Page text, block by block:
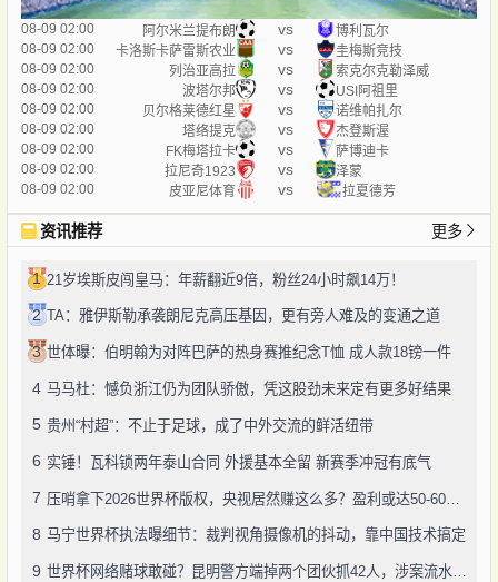
08-09 02:00 阿尔米兰提布朗 vs
博利瓦尔
08-09 02:00
卡洛斯卡萨雷斯农业 vs
圭梅斯竞技
08-09 02:00
列治亚高拉 vs
索克尔克勒泽威
08-09 02:00
波塔尔邦 vs
USI阿祖里
08-09 02:00
贝尔格莱德红星 vs
诺维帕扎尔
08-09 02:00
塔络提克 vs
杰登斯渥
08-09 02:00
FK梅塔拉卡 vs
萨博迪卡
08-09 02:00
拉尼奇1923 vs
泽蒙
08-09 02:00
皮亚尼体育 vs 拉夏德芳
资讯推荐 更多
1 21岁埃斯皮闯皇马：年薪翻近9倍，粉丝24小时飙14万！
2 TA：雅伊斯勒承袭朗尼克高压基因，更有旁人难及的变通之道
3 世体曝：伯明翰为对阵巴萨的热身赛推纪念T恤 成人款18镑一件
4 马马杜：憾负浙江仍为团队骄傲，凭这股劲未来定有更多好结果
5 贵州“村超”：不止于足球，成了中外交流的鲜活纽带
6 实锤！瓦科锁两年泰山合同 外援基本全留 新赛季冲冠有底气
7 压哨拿下2026世界杯版权，央视居然赚这么多？盈利或达50-60亿！
8 马宁世界杯执法曝细节：裁判视角摄像机的抖动，靠中国技术搞定
9 世界杯网络赌球敢碰？昆明警方端掉两个团伙抓42人，涉案流水超三千万